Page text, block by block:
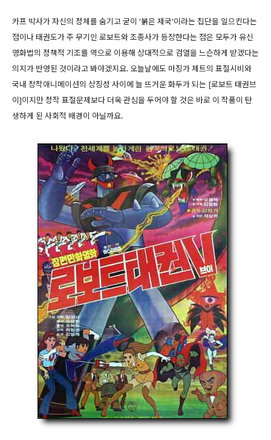
카프 박사가 자신의 정체를 숨기고 굳이 '붉은 제국'이라는 집단을 일으킨다는
점이나 태권도가 주 무기인 로보트와 조종사가 등장한다는 점은 모두가 유신
영화법의 정책적 기조를 역으로 이용해 상대적으로 검열을 느슨하게 받겠다는
의지가 반영된 것이라고 봐야겠지요. 오늘날에도 마징가 제트의 표절시비와
국내 창작애니메이션의 상징성 사이에 늘 뜨거운 화두가 되는 [로보트 태권브
이]이지만 정작 표절문제보다 더욱 관심을 두어야 할 것은 바로 이 작품이 탄
생하게 된 사회적 배경이 아닐까요.